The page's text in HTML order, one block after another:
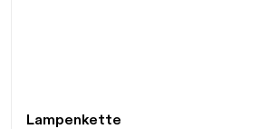
Lampenkette